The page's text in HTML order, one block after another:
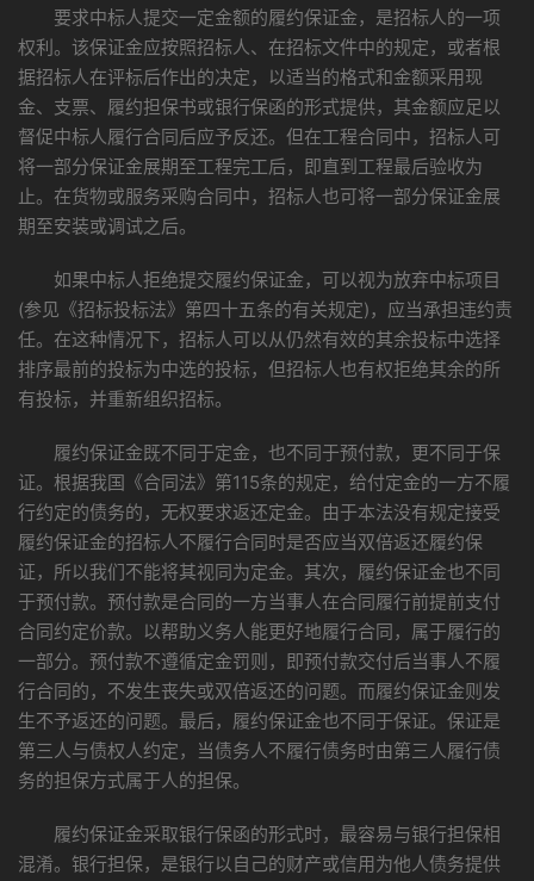
要求中标人提交一定金额的履约保证金，是招标人的一项
权利。该保证金应按照招标人、在招标文件中的规定，或者根
据招标人在评标后作出的决定，以适当的格式和金额采用现
金、支票、履约担保书或银行保函的形式提供，其金额应足以
督促中标人履行合同后应予反还。但在工程合同中，招标人可
将一部分保证金展期至工程完工后，即直到工程最后验收为
止。在货物或服务采购合同中，招标人也可将一部分保证金展
期至安装或调试之后。
如果中标人拒绝提交履约保证金，可以视为放弃中标项目
(参见《招标投标法》第四十五条的有关规定)，应当承担违约责
任。在这种情况下，招标人可以从仍然有效的其余投标中选择
排序最前的投标为中选的投标，但招标人也有权拒绝其余的所
有投标，并重新组织招标。
履约保证金既不同于定金，也不同于预付款，更不同于保
证。根据我国《合同法》第115条的规定，给付定金的一方不履
行约定的债务的，无权要求返还定金。由于本法没有规定接受
履约保证金的招标人不履行合同时是否应当双倍返还履约保
证，所以我们不能将其视同为定金。其次，履约保证金也不同
于预付款。预付款是合同的一方当事人在合同履行前提前支付
合同约定价款。以帮助义务人能更好地履行合同，属于履行的
一部分。预付款不遵循定金罚则，即预付款交付后当事人不履
行合同的，不发生丧失或双倍返还的问题。而履约保证金则发
生不予返还的问题。最后，履约保证金也不同于保证。保证是
第三人与债权人约定，当债务人不履行债务时由第三人履行债
务的担保方式属于人的担保。
履约保证金采取银行保函的形式时，最容易与银行担保相
混淆。银行担保，是银行以自己的财产或信用为他人债务提供